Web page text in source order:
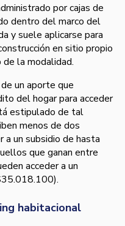
por cajas de
dentro del marco del
y suele aplicarse para
en sitio propio
la modalidad.
un aporte que
del hogar para acceder
estipulado de tal
menos de dos
a un subsidio de hasta
que ganan entre
acceder a un
habitacional